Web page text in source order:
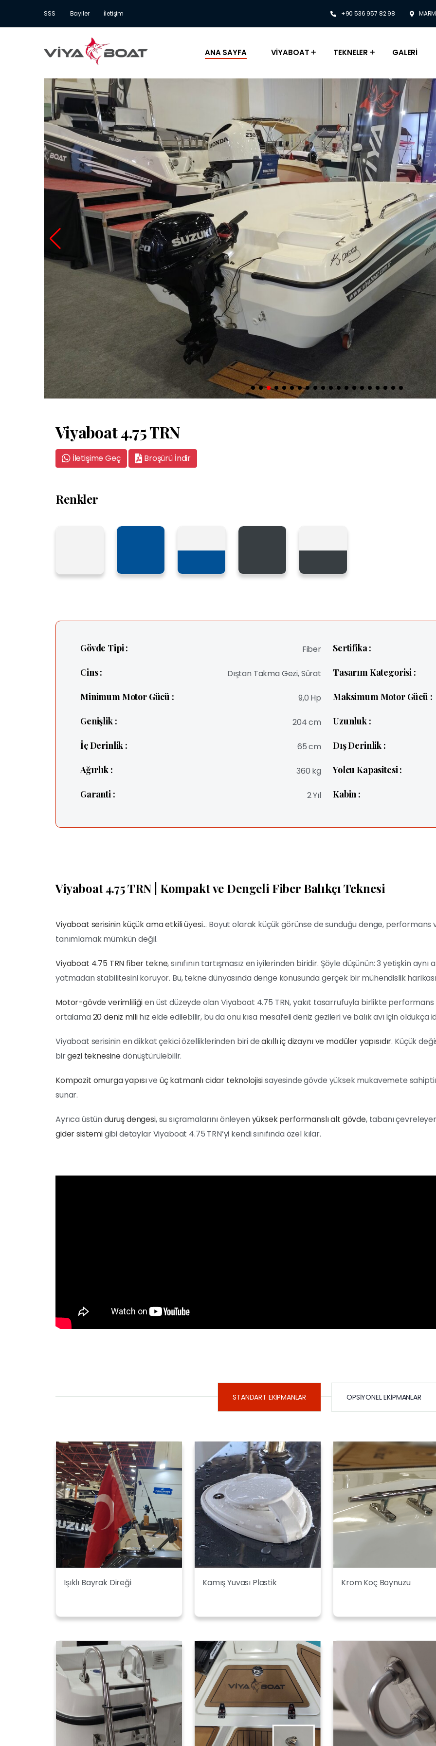
SSS Bayiler İletişim +90 536 957 82 98
ANA SAYFA VIYABOAT TEKNELER GALERI
Viyaboat 4.75 TRN
İletişime Geç Broşürü İndir
Renkler
Gövde Tipi : Fiber Sertifika :
Cins : Dıştan Takma Gezi, Sürat Tasarım Kategorisi :
Minimum Motor Gücü : 9,0 Hp Maksimum Motor Gücü :
Genişlik : 204 cm Uzunluk :
İç Derinlik : 65 cm Dış Derinlik :
Ağırlık : 360 kg Yolcu Kapasitesi :
Garanti : 2 Yıl Kabin :
Viyaboat 4.75 TRN | Kompakt ve Dengeli Fiber Balıkçı Teknesi
Viyaboat serisinin küçük ama etkili üyesi… Boyut olarak küçük görünse de sunduğu denge, performans
tanımlamak mümkün değil.
Viyaboat 4.75 TRN fiber tekne, sınıfının tartışmasız en iyilerinden biridir. Şöyle düşünün: 3 yetişkin
yatmadan stabilitesini koruyor. Bu, tekne dünyasında denge konusunda gerçek bir mühendislik
Motor-gövde verimliliğien üst düzeyde olan Viyaboat 4.75 TRN, yakıt tasarrufuyla birlikte
ortalama20 deniz milihız elde edilebilir, bu da onu kısa mesafeli deniz gezileri ve balık avı için oldukça
Viyaboat serisinin en dikkat çekici özelliklerinden biri deakıllı iç dizaynı ve modüler yapısıdır. Küçük
birgezi teknesinedönüştürülebilir.
Kompozit omurga yapısıve üç katmanlı cidar teknolojisisayesinde gövde yüksek mukavemete
sunar.
Ayrıca üstünduruş dengesi, su sıçramalarını önleyenyüksek performanslı alt gövde, tabanı
gider sistemigibi detaylar Viyaboat 4.75 TRN’yi kendi sınıfında özel kılar.
STANDART EKIPMANLAR OPSIYONEL EKIPMANLAR
Işıklı Bayrak Direği Kamış Yuvası Plastik Krom Koç Boynuzu